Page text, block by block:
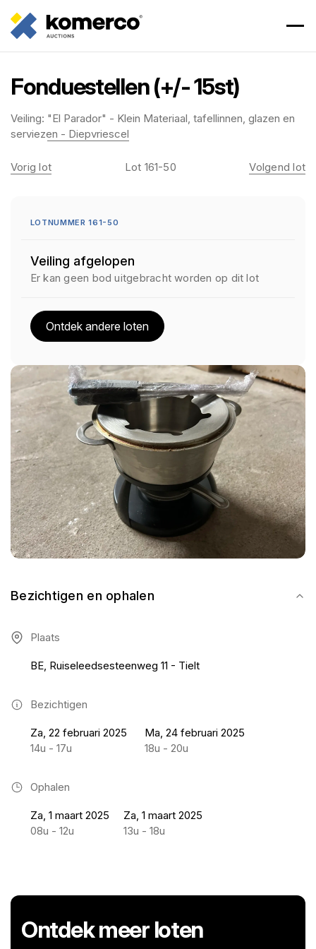
Fonduestellen (+/- 15st)
Veiling: "El Parador" - Klein Materiaal, tafellinnen, glazen en
serviezen - Diepvriescel
Bezichtigen en ophalen
Plaats
BE, Ruiseleedsesteenweg 11 - Tielt
Bezichtigen
Za, 22 februari 2025
14u - 17u
Ma, 24 februari 2025
18u - 20u
Ophalen
Za, 1 maart 2025
08u - 12u
Za, 1 maart 2025
13u - 18u
Vorig lot Lot 161-50 Volgend lot
LOTNUMMER 161-50
Veiling afgelopen
Er kan geen bod uitgebracht worden op dit lot
Ontdek andere loten
Ontdek meer loten